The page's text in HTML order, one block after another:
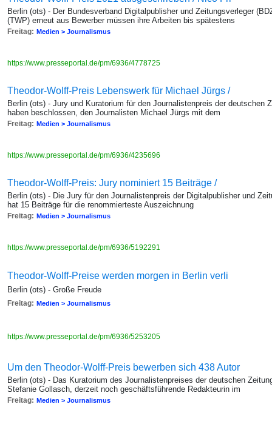
Berlin (ots) - Der Bundesverband Digitalpublisher und Zeitungsverleger
(TWP) erneut aus Bewerber müssen ihre Arbeiten bis spätestens
Freitag: Medien > Journalismus
https://www.presseportal.de/pm/6936/4778725
Theodor-Wolff-Preis Lebenswerk für Michael Jürgs /
Berlin (ots) - Jury und Kuratorium für den Journalistenpreis der deutschen
haben beschlossen, den Journalisten Michael Jürgs mit dem
Freitag: Medien > Journalismus
https://www.presseportal.de/pm/6936/4235696
Theodor-Wolff-Preis: Jury nominiert 15 Beiträge /
Berlin (ots) - Die Jury für den Journalistenpreis der Digitalpublisher und
hat 15 Beiträge für die renommierteste Auszeichnung
Freitag: Medien > Journalismus
https://www.presseportal.de/pm/6936/5192291
Theodor-Wolff-Preise werden morgen in Berlin verli
Berlin (ots) - Große Freude
Freitag: Medien > Journalismus
https://www.presseportal.de/pm/6936/5253205
Um den Theodor-Wolff-Preis bewerben sich 438 Autor
Berlin (ots) - Das Kuratorium des Journalistenpreises der deutschen
Stefanie Gollasch, derzeit noch geschäftsführende Redakteurin im
Freitag: Medien > Journalismus